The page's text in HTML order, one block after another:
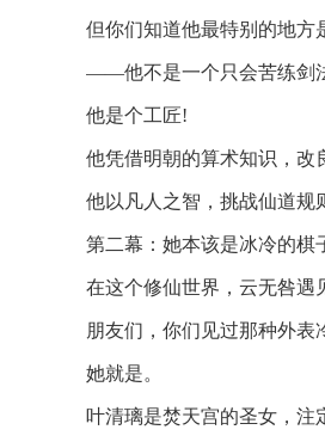
但你们知道他最特别的地方
——他不是一个只会苦练剑
他是个工匠!
他凭借明朝的算术知识，改
他以凡人之智，挑战仙道规
第二幕：她本该是冰冷的棋
在这个修仙世界，云无咎
朋友们，你们见过那种外表
她就是。
叶清璃是焚天宫的圣女，注